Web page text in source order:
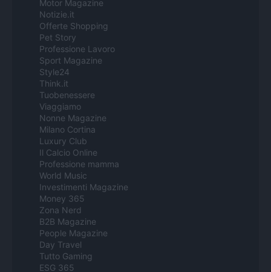
Motor Magazine
Notizie.it
Offerte Shopping
Pet Story
Professione Lavoro
Sport Magazine
Style24
Think.it
Tuobenessere
Viaggiamo
Nonne Magazine
Milano Cortina
Luxury Club
Il Calcio Online
Professione mamma
World Music
Investimenti Magazine
Money 365
Zona Nerd
B2B Magazine
People Magazine
Day Travel
Tutto Gaming
ESG 365